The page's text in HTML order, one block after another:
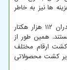
ها نیز به خاطر
طبق آمارهای رسمی، مجموع باغ های مرکبات مازندران ۱۱۲ هزار هکتار
بارده هستند. همین طور از
هزار هکتار زیر کشت ارقام مختلف
زیر کشت محصولاتی